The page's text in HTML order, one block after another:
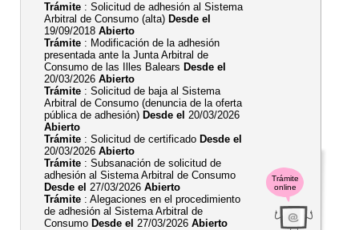
Trámite
online
Trámite : Solicitud de adhesión al Sistema
Arbitral de Consumo (alta) Desde el
19/09/2018 Abierto
Trámite : Modificación de la adhesión
presentada ante la Junta Arbitral de
Consumo de las Illes Balears Desde el
20/03/2026 Abierto
Trámite : Solicitud de baja al Sistema
Arbitral de Consumo (denuncia de la oferta
pública de adhesión) Desde el 20/03/2026
Abierto
Trámite : Solicitud de certificado Desde el
20/03/2026 Abierto
Trámite : Subsanación de solicitud de
adhesión al Sistema Arbitral de Consumo
Desde el 27/03/2026 Abierto
Trámite : Alegaciones en el procedimiento
de adhesión al Sistema Arbitral de
Consumo Desde el 27/03/2026 Abierto